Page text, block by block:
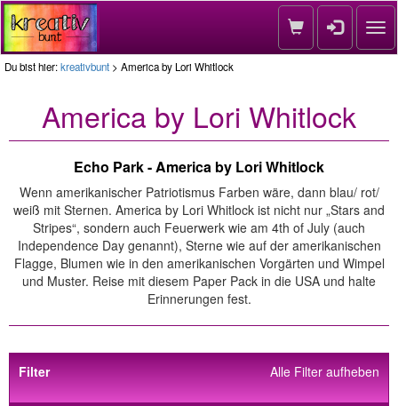
Du bist hier:kreativbunt > America by Lori Whitlock
America by Lori Whitlock
Echo Park - America by Lori Whitlock
Wenn amerikanischer Patriotismus Farben wäre, dann blau/ rot/
weiß mit Sternen. America by Lori Whitlock ist nicht nur „Stars and
Stripes“, sondern auch Feuerwerk wie am 4th of July (auch
Independence Day genannt), Sterne wie auf der amerikanischen
Flagge, Blumen wie in den amerikanischen Vorgärten und Wimpel
und Muster. Reise mit diesem Paper Pack in die USA und halte
Erinnerungen fest.
Alle Filter aufheben
Filter